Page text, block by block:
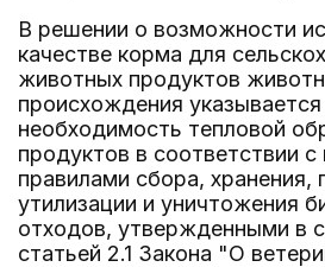
В решении о возможности
качестве корма для
животных продуктов
происхождения указывается
необходимость тепловой
продуктов в соответствии
правилами сбора, хранения,
утилизации и уничтожения
отходов, утвержденными в
статьей 2.1 Закона "О